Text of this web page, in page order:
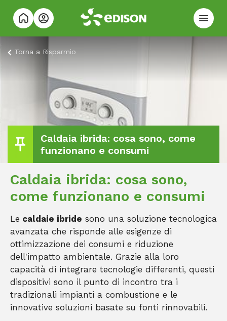
Torna a Risparmio
Caldaia ibrida: cosa sono, come
funzionano e consumi
Caldaia ibrida: cosa sono,
come funzionano e consumi
Le caldaie ibride sono una soluzione tecnologica
avanzata che risponde alle esigenze di
ottimizzazione dei consumi e riduzione
dell'impatto ambientale. Grazie alla loro
capacità di integrare tecnologie differenti, questi
dispositivi sono il punto di incontro tra i
tradizionali impianti a combustione e le
innovative soluzioni basate su fonti rinnovabili.